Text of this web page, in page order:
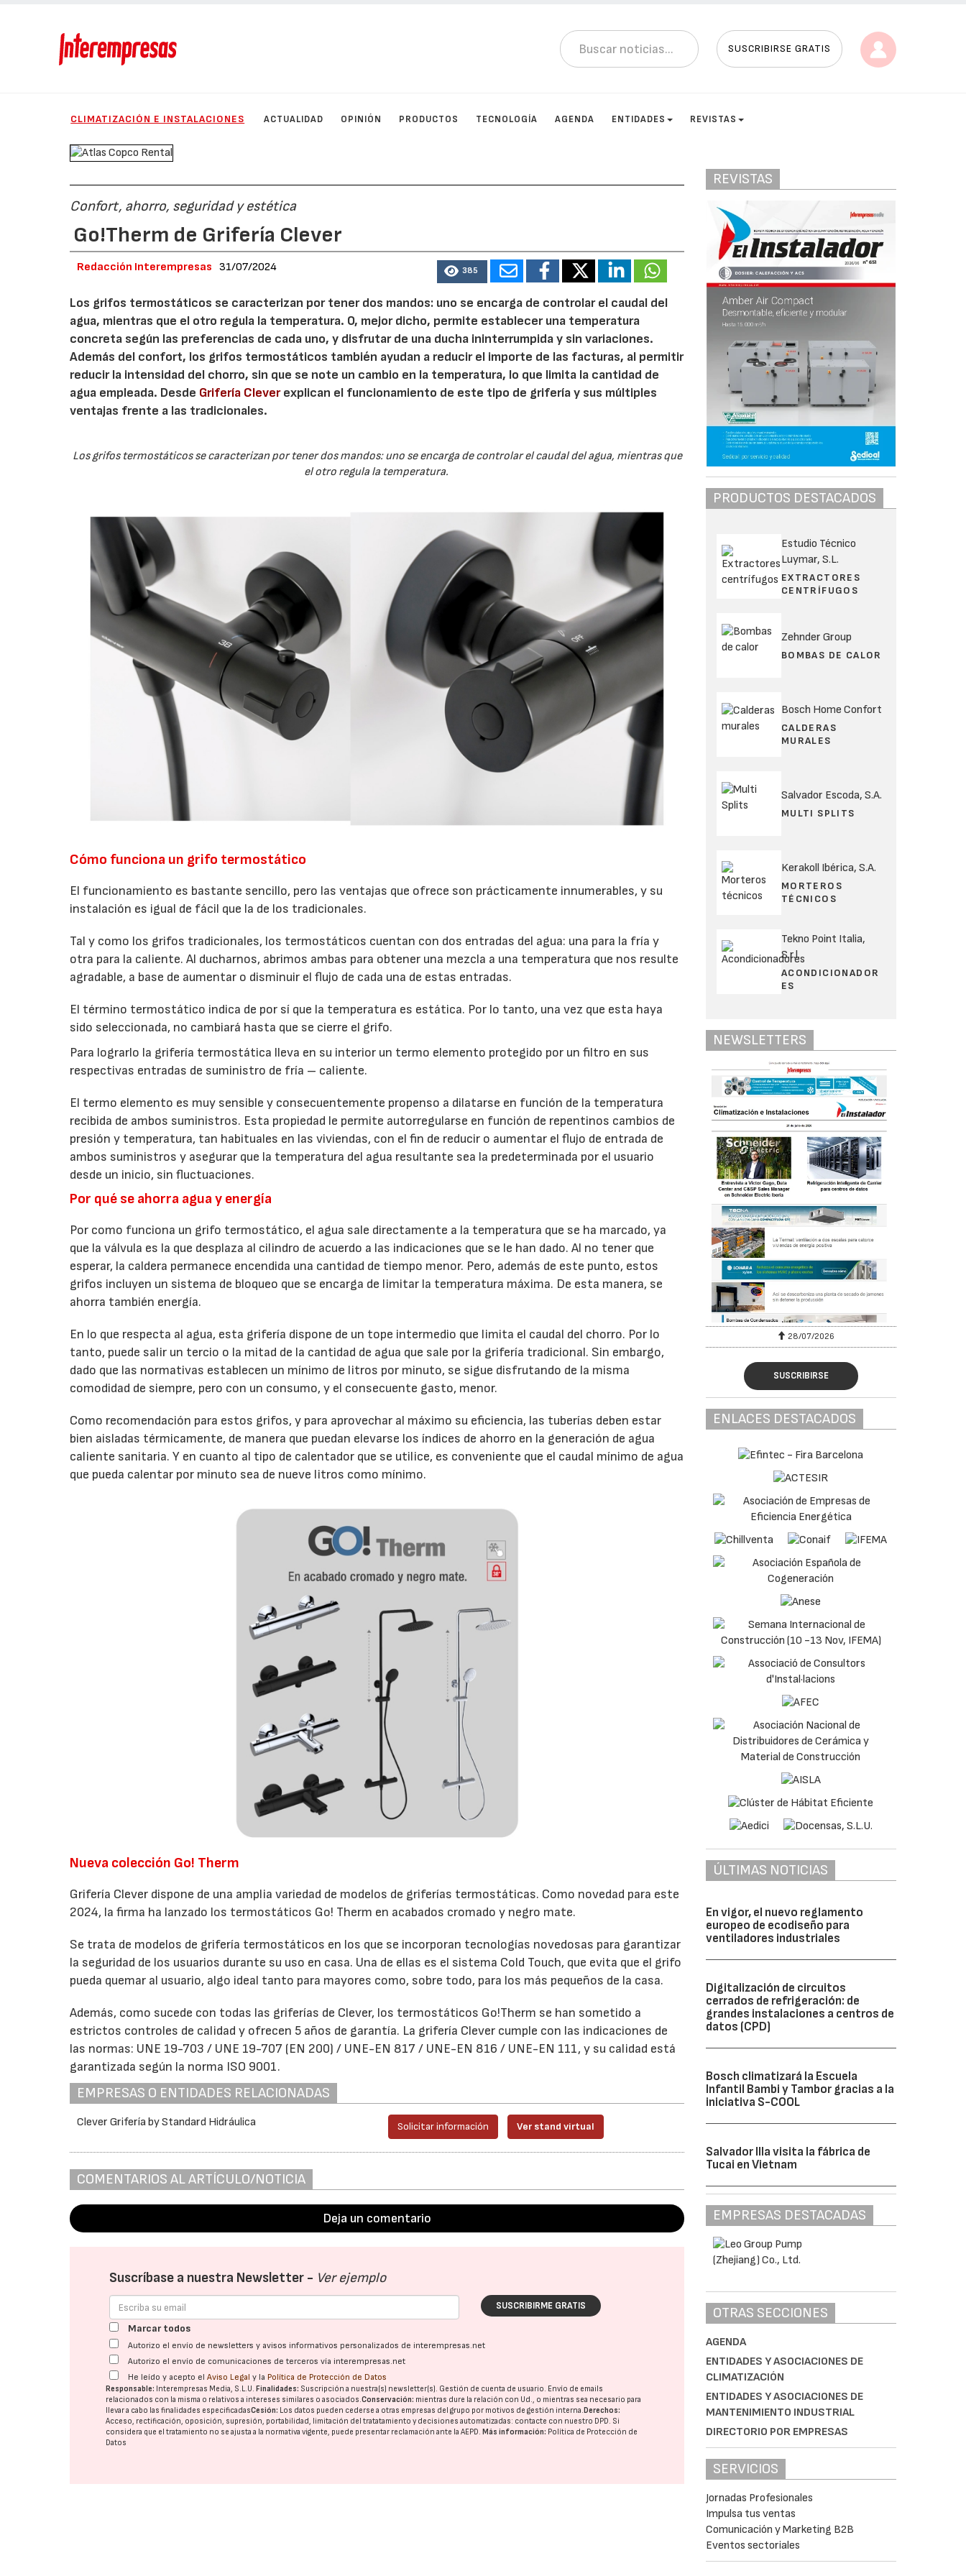
SUSCRIBIRSE GRATIS
CLIMATIZACIÓN E INSTALACIONES ACTUALIDAD OPINIÓN PRODUCTOS TECNOLOGÍA AGENDA ENTIDADES REVISTAS
Confort, ahorro, seguridad y estética
Go!Therm de Grifería Clever
Redacción Interempresas 31/07/2024 385
Los grifos termostáticos se caracterizan por tener dos mandos: uno se encarga de controlar el caudal del
agua, mientras que el otro regula la temperatura. O, mejor dicho, permite establecer una temperatura
concreta según las preferencias de cada uno, y disfrutar de una ducha ininterrumpida y sin variaciones.
Además del confort, los grifos termostáticos también ayudan a reducir el importe de las facturas, al permitir
reducir la intensidad del chorro, sin que se note un cambio en la temperatura, lo que limita la cantidad de
agua empleada. Desde Grifería Cleverexplican el funcionamiento de este tipo de grifería y sus múltiples
ventajas frente a las tradicionales.
Los grifos termostáticos se caracterizan por tener dos mandos: uno se encarga de controlar el caudal del agua, mientras que
el otro regula la temperatura.
Cómo funciona un grifo termostático
El funcionamiento es bastante sencillo, pero las ventajas que ofrece son prácticamente innumerables, y su
instalación es igual de fácil que la de los tradicionales.
Tal y como los grifos tradicionales, los termostáticos cuentan con dos entradas del agua: una para la fría y
otra para la caliente. Al ducharnos, abrimos ambas para obtener una mezcla a una temperatura que nos resulte
agradable, a base de aumentar o disminuir el flujo de cada una de estas entradas.
El término termostático indica de por sí que la temperatura es estática. Por lo tanto, una vez que esta haya
sido seleccionada, no cambiará hasta que se cierre el grifo.
Para lograrlo la grifería termostática lleva en su interior un termo elemento protegido por un filtro en sus
respectivas entradas de suministro de fría – caliente.
El termo elemento es muy sensible y consecuentemente propenso a dilatarse en función de la temperatura
recibida de ambos suministros. Esta propiedad le permite autorregularse en función de repentinos cambios de
presión y temperatura, tan habituales en las viviendas, con el fin de reducir o aumentar el flujo de entrada de
ambos suministros y asegurar que la temperatura del agua resultante sea la predeterminada por el usuario
desde un inicio, sin fluctuaciones.
Por qué se ahorra agua y energía
Por como funciona un grifo termostático, el agua sale directamente a la temperatura que se ha marcado, ya
que la válvula es la que desplaza al cilindro de acuerdo a las indicaciones que se le han dado. Al no tener que
esperar, la caldera permanece encendida una cantidad de tiempo menor. Pero, además de este punto, estos
grifos incluyen un sistema de bloqueo que se encarga de limitar la temperatura máxima. De esta manera, se
ahorra también energía.
En lo que respecta al agua, esta grifería dispone de un tope intermedio que limita el caudal del chorro. Por lo
tanto, puede salir un tercio o la mitad de la cantidad de agua que sale por la grifería tradicional. Sin embargo,
dado que las normativas establecen un mínimo de litros por minuto, se sigue disfrutando de la misma
comodidad de siempre, pero con un consumo, y el consecuente gasto, menor.
Como recomendación para estos grifos, y para aprovechar al máximo su eficiencia, las tuberías deben estar
bien aisladas térmicamente, de manera que puedan elevarse los índices de ahorro en la generación de agua
caliente sanitaria. Y en cuanto al tipo de calentador que se utilice, es conveniente que el caudal mínimo de agua
que pueda calentar por minuto sea de nueve litros como mínimo.
Nueva colección Go! Therm
Grifería Clever dispone de una amplia variedad de modelos de griferías termostáticas. Como novedad para este
2024, la firma ha lanzado los termostáticos Go! Therm en acabados cromado y negro mate.
Se trata de modelos de grifería termostáticos en los que se incorporan tecnologías novedosas para garantizar
la seguridad de los usuarios durante su uso en casa. Una de ellas es el sistema Cold Touch, que evita que el grifo
pueda quemar al usuario, algo ideal tanto para mayores como, sobre todo, para los más pequeños de la casa.
Además, como sucede con todas las griferías de Clever, los termostáticos Go!Therm se han sometido a
estrictos controles de calidad y ofrecen 5 años de garantía. La grifería Clever cumple con las indicaciones de
las normas: UNE 19-703 / UNE 19-707 (EN 200) / UNE-EN 817 / UNE-EN 816 / UNE-EN 111, y su calidad está
garantizada según la norma ISO 9001.
EMPRESAS O ENTIDADES RELACIONADAS
Clever Grifería by Standard Hidráulica Solicitar información Ver stand virtual
COMENTARIOS AL ARTÍCULO/NOTICIA
Deja un comentario
Suscríbase a nuestra Newsletter - Ver ejemplo
SUSCRIBIRME GRATIS
Marcar todos
Autorizo el envío de newsletters y avisos informativos personalizados de interempresas.net
Autorizo el envío de comunicaciones de terceros vía interempresas.net
He leído y acepto elAviso Legal y la Política de Protección de Datos
Responsable: Interempresas Media, S.L.U. Finalidades: Suscripción a nuestra(s) newsletter(s). Gestión de cuenta de usuario. Envío de emails
relacionados con la misma o relativos a intereses similares o asociados.Conservación: mientras dure la relación con Ud., o mientras sea necesario para
llevar a cabo las finalidades especificadasCesión: Los datos pueden cederse a otras empresas del grupo por motivos de gestión interna. Derechos:
Acceso, rectificación, oposición, supresión, portabilidad, limitación del tratatamiento y decisiones automatizadas: contacte con nuestro DPD. Si
considera que el tratamiento no se ajusta a la normativa vigente, puede presentar reclamación ante laAEPD. Más información: Política de Protección de
Datos
REVISTAS
PRODUCTOS DESTACADOS
Estudio Técnico
Luymar, S.L.
EXTRACTORES
CENTRÍFUGOS
Zehnder Group
BOMBAS DE CALOR
Bosch Home Confort
CALDERAS
MURALES
Salvador Escoda, S.A.
MULTI SPLITS
Kerakoll Ibérica, S.A.
MORTEROS
TÉCNICOS
Tekno Point Italia,
S.r.l.
ACONDICIONADOR
ES
NEWSLETTERS
28/07/2026 30/07/2026 28/07/2026
SUSCRIBIRSE
ENLACES DESTACADOS
ÚLTIMAS NOTICIAS
En vigor, el nuevo reglamento
europeo de ecodiseño para
ventiladores industriales
Digitalización de circuitos
cerrados de refrigeración: de
grandes instalaciones a centros de
datos (CPD)
Bosch climatizará la Escuela
Infantil Bambi y Tambor gracias a la
iniciativa S-COOL
Salvador Illa visita la fábrica de
Tucai en Vietnam
EMPRESAS DESTACADAS
OTRAS SECCIONES
AGENDA
ENTIDADES Y ASOCIACIONES DE
CLIMATIZACIÓN
ENTIDADES Y ASOCIACIONES DE
MANTENIMIENTO INDUSTRIAL
DIRECTORIO POR EMPRESAS
SERVICIOS
Jornadas Profesionales
Impulsa tus ventas
Comunicación y Marketing B2B
Eventos sectoriales